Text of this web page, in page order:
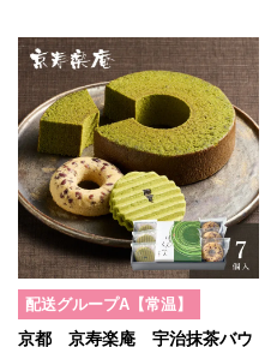
配送グループA【常温】
京都 京寿楽庵 宇治抹茶バウ